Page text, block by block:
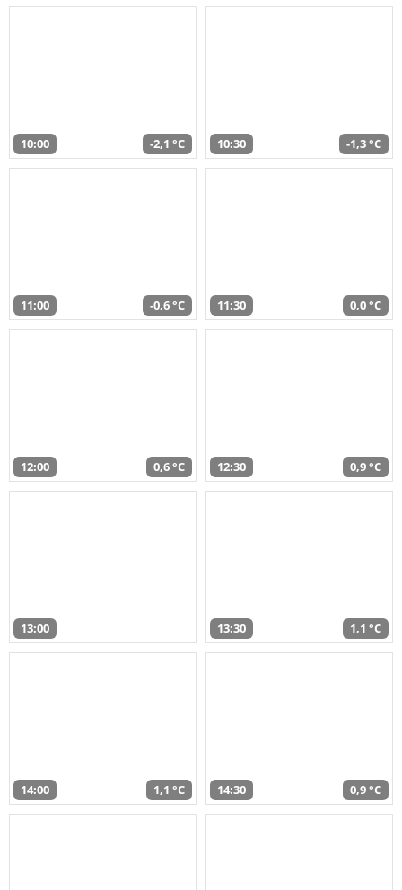
10:00 -2,1 °C 10:30 -1,3 °C
11:00 -0,6 °C 11:30 0,0 °C
12:00 0,6 °C 12:30 0,9 °C
13:00 13:30 1,1 °C
14:00 1,1 °C 14:30 0,9 °C